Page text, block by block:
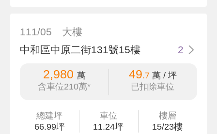
111/05
大樓
中和區中原二街131號15樓
2
2,980 萬
含車位210萬*
49.7萬 / 坪
已扣除車位
總建坪
66.99坪
車位
11.24坪
樓層
15/23樓